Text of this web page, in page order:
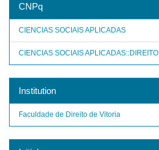
CNPq
CIENCIAS SOCIAIS APLICADAS
CIENCIAS SOCIAIS APLICADAS::DIREITO
Institution
Faculdade de Direito de Vitoria